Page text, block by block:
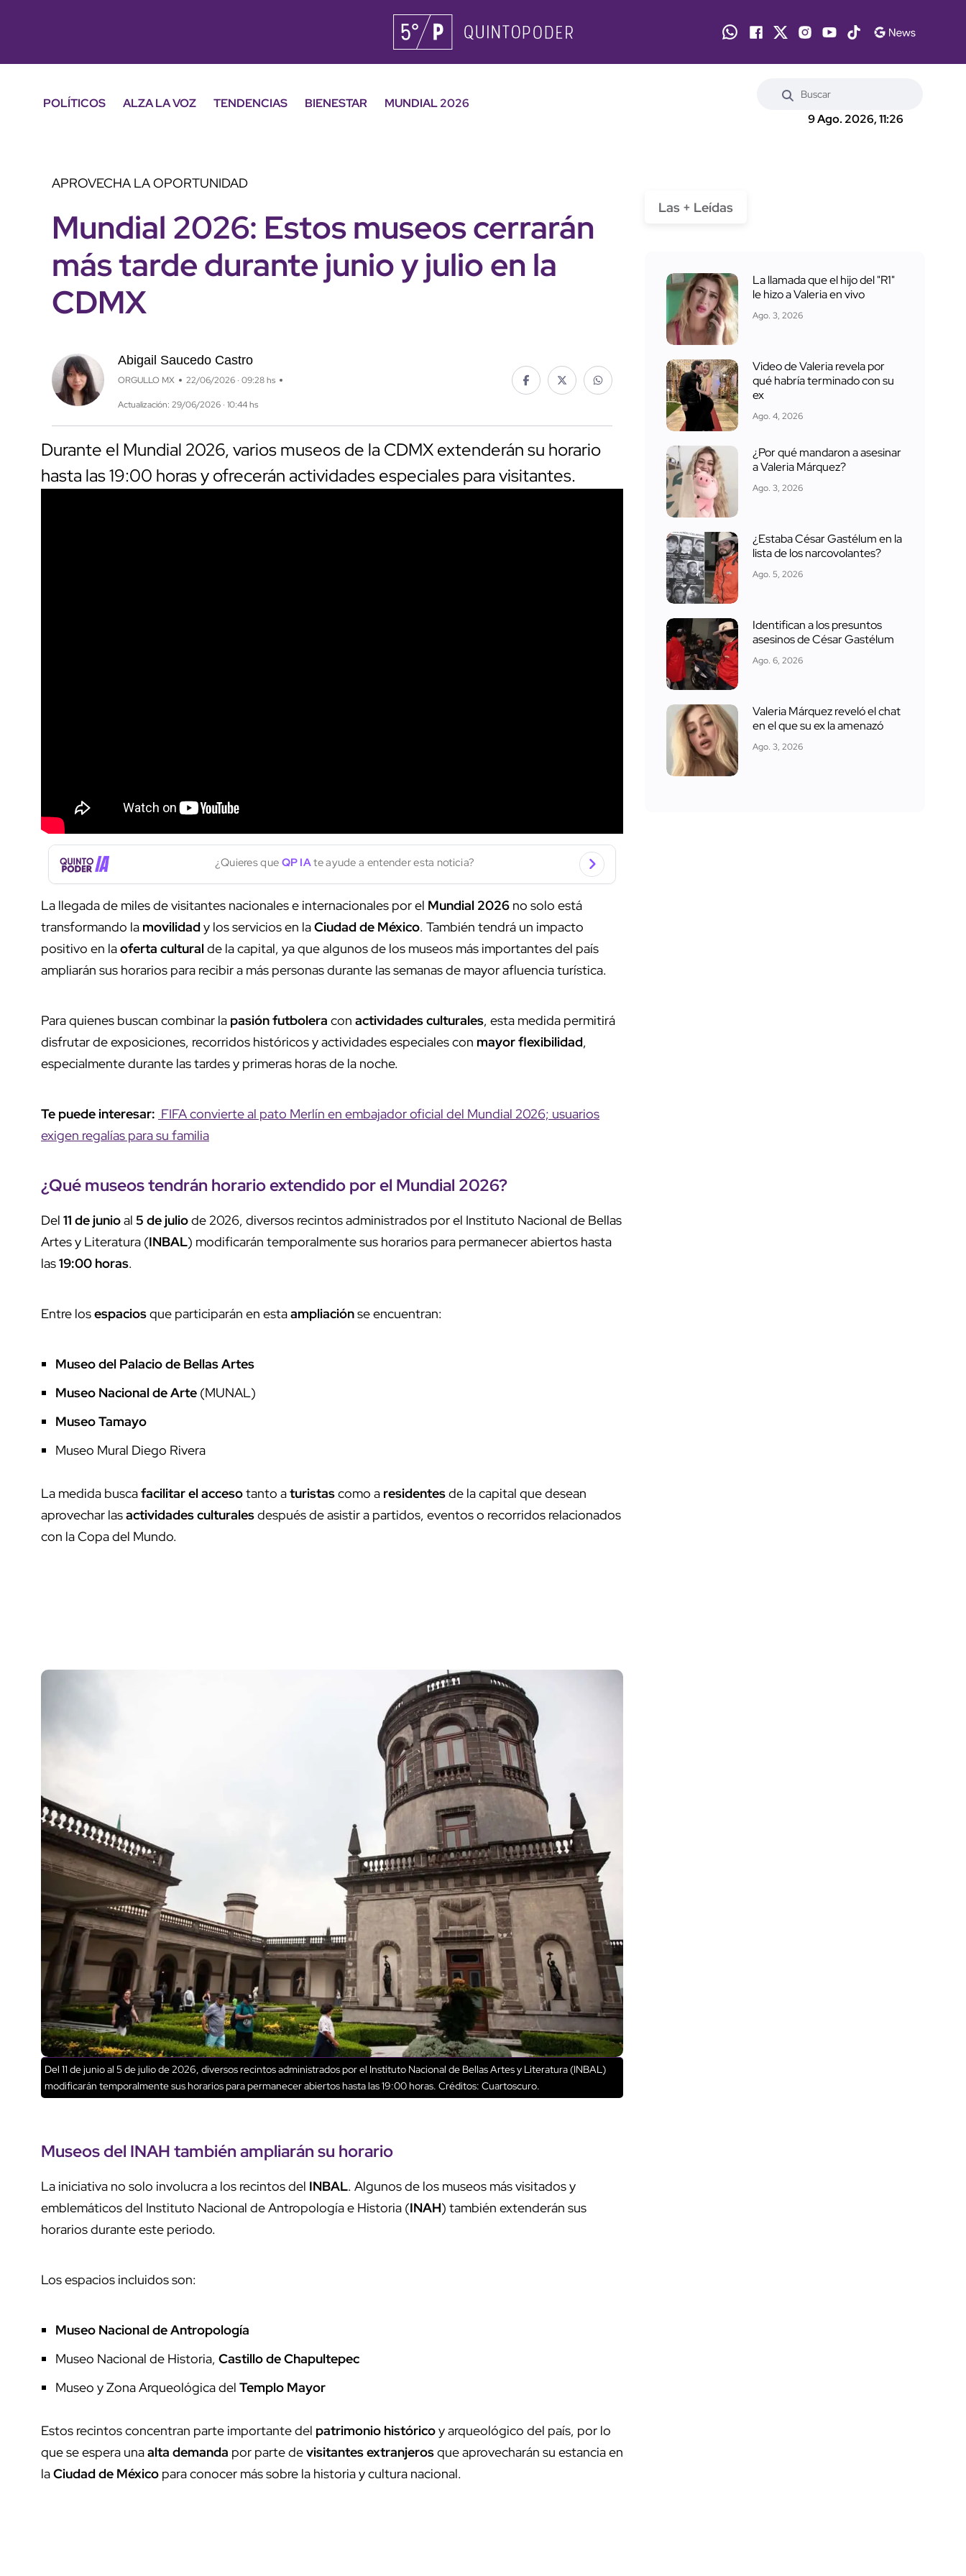
POLÍTICOS ALZA LA VOZ TENDENCIAS BIENESTAR
MUNDIAL 2026
9 Ago. 2026, 11:26
APROVECHA LA OPORTUNIDAD
Mundial 2026: Estos museos cerrarán
más tarde durante junio y julio en la
CDMX
Abigail Saucedo Castro
ORGULLO MX 22/06/2026 · 09:28 hs
Actualización: 29/06/2026 · 10:44 hs
Durante el Mundial 2026, varios museos de la CDMX extenderán su horario
hasta las 19:00 horas y ofrecerán actividades especiales para visitantes.
¿Quieres que QP IAte ayude a entender esta noticia?
La llegada de miles de visitantes nacionales e internacionales por el Mundial 2026 no solo está
transformando la movilidady los servicios en laCiudad de México. También tendrá un impacto
positivo en laoferta culturalde la capital, ya que algunos de los museos más importantes del país
ampliarán sus horarios para recibir a más personas durante las semanas de mayor afluencia turística.
Para quienes buscan combinar la pasión futbolera con actividades culturales, esta medida permitirá
disfrutar de exposiciones, recorridos históricos y actividades especiales con mayor flexibilidad,
especialmente durante las tardes y primeras horas de la noche.
Te puede interesar: FIFA convierte al pato Merlín en embajador oficial del Mundial 2026; usuarios
exigen regalías para su familia
¿Qué museos tendrán horario extendidopor el Mundial 2026?
Del 11 de junioal 5 de juliode 2026, diversos recintos administrados por el Instituto Nacional de Bellas
Artes y Literatura (INBAL) modificarán temporalmente sus horarios para permanecer abiertos hasta
las19:00 horas.
Entre losespaciosque participarán en estaampliaciónse encuentran:
Museo del Palacio de Bellas Artes
Museo Nacional de Arte (MUNAL)
Museo Tamayo
Museo Mural Diego Rivera
La medida buscafacilitar el accesotanto aturistascomo a residentesde la capital que desean
aprovechar lasactividades culturalesdespués de asistir a partidos, eventos o recorridos relacionados
con la Copa del Mundo.
Del 11 de junio al 5 de julio de 2026, diversos recintos administrados por el Instituto Nacional de Bellas Artes y Literatura (INBAL)
modificarán temporalmente sus horarios para permanecer abiertos hasta las 19:00 horas. Créditos: Cuartoscuro.
Museos del INAHtambién ampliarán su horario
La iniciativa no solo involucra a los recintos del INBAL. Algunos de los museos más visitados y
emblemáticos del Instituto Nacional de Antropología e Historia (INAH) también extenderán sus
horarios durante este periodo.
Los espacios incluidos son:
Museo Nacional de Antropología
Museo Nacional de Historia, Castillo de Chapultepec
Museo y Zona Arqueológica del Templo Mayor
Estos recintos concentran parte importante del patrimonio históricoy arqueológico del país, por lo
que se espera unaalta demanda por parte devisitantes extranjerosque aprovecharán su estancia en
laCiudad de México para conocer más sobre la historia y cultura nacional.
Las + Leídas
La llamada que el hijo del "R1"
le hizo a Valeria en vivo
Ago. 3, 2026
Video de Valeria revela por
qué habría terminado con su
ex
Ago. 4, 2026
¿Por qué mandaron a asesinar
a Valeria Márquez?
Ago. 3, 2026
¿Estaba César Gastélum en la
lista de los narcovolantes?
Ago. 5, 2026
Identifican a los presuntos
asesinos de César Gastélum
Ago. 6, 2026
Valeria Márquez reveló el chat
en el que su ex la amenazó
Ago. 3, 2026